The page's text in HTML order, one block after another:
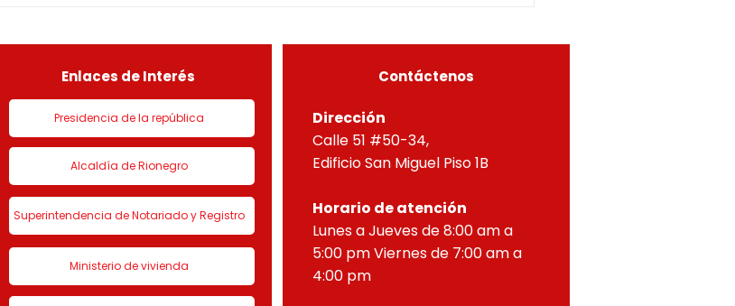
de urbanización 1 denominado
HORIZONTAL, correspondien
Enlaces de Interés
Presidencia de la república
Alcaldía de Rionegro
Superintendencia de Notariado y Registro
Ministerio de vivienda
Contáctenos
Dirección
Calle 51 #50-34,
Edificio San Miguel Piso 1B
Horario de atención
Lunes a Jueves de 8:00 am a
5:00 pm Viernes de 7:00 am a
4:00 pm